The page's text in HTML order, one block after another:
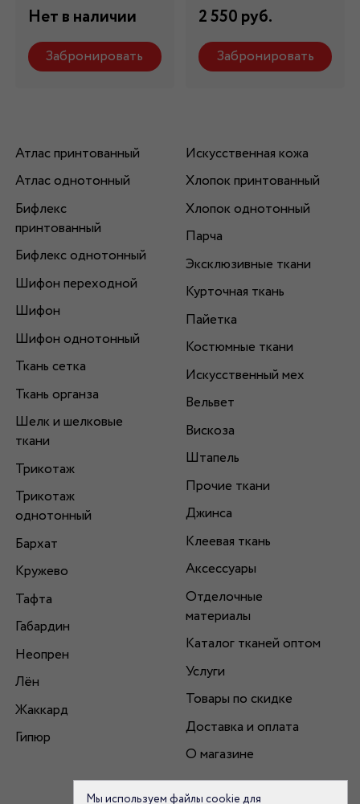
Нет в наличии
Забронировать
2 550 руб.
Забронировать
Атлас принтованный
Атлас однотонный
Бифлекс
принтованный
Бифлекс однотонный
Шифон переходной
Шифон
Шифон однотонный
Ткань сетка
Ткань органза
Шелк и шелковые
ткани
Трикотаж
Трикотаж
однотонный
Бархат
Кружево
Тафта
Габардин
Неопрен
Лён
Жаккард
Гипюр
Искусственная кожа
Хлопок принтованный
Хлопок однотонный
Парча
Эксклюзивные ткани
Курточная ткань
Пайетка
Костюмные ткани
Искусственный мех
Вельвет
Вискоза
Штапель
Прочие ткани
Джинса
Клеевая ткань
Аксессуары
Отделочные
материалы
Каталог тканей оптом
Услуги
Товары по скидке
Доставка и оплата
О магазине
Мы используем файлы cookie для